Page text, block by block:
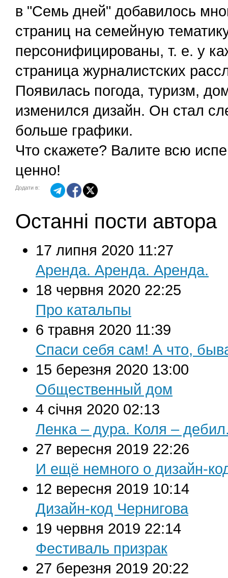
в "Семь дней" добавилось
страниц на семейную
персонифицированы, т. е. у
страница журналистских
Появилась погода, туризм,
изменился дизайн. Он стал
больше графики.
Что скажете? Валите всю
ценно!
Додати в:
Останні пости автора
17 липня 2020 11:27
Аренда. Аренда. Аренда.
18 червня 2020 22:25
Про катальпы
6 травня 2020 11:39
Спаси себя сам! А что,
15 березня 2020 13:00
Общественный дом
4 січня 2020 02:13
Ленка – дура. Коля –
27 вересня 2019 22:26
И ещё немного о дизайн-
12 вересня 2019 10:14
Дизайн-код Чернигова
19 червня 2019 22:14
Фестиваль призрак
27 березня 2019 20:22